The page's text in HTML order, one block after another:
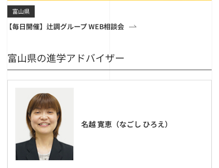
富山県
【毎日開催】辻調グループ WEB相談会
富山県の進学アドバイザー
名越 寛恵（なごし ひろえ）